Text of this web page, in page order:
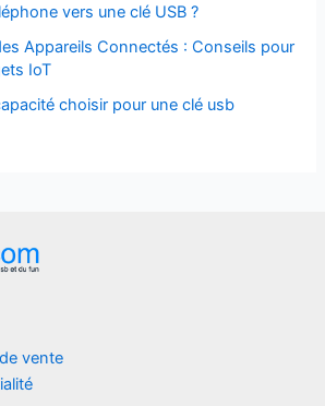
vers une clé USB ?
Appareils Connectés : Conseils pour
IoT
choisir pour une clé usb
vente